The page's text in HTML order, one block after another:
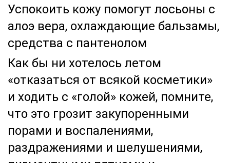
Успокоить кожу помогут лосьоны с
алоэ вера, охлаждающие бальзамы,
средства с пантенолом
Как бы ни хотелось летом
«отказаться от всякой косметики»
и ходить с «голой» кожей, помните,
что это грозит закупоренными
порами и воспалениями,
раздражениями и шелушениями,